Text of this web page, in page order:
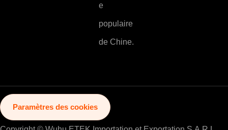
e
populaire
de Chine.
Paramètres des cookies